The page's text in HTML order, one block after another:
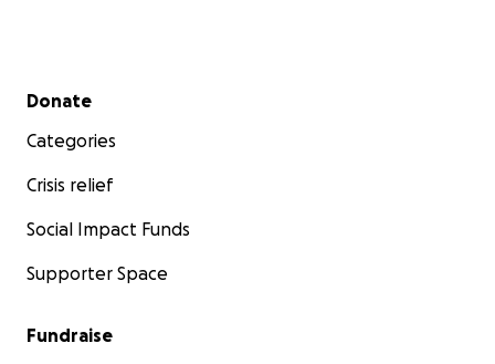
Secondary menu
Donate
Categories
Crisis relief
Social Impact Funds
Supporter Space
Fundraise